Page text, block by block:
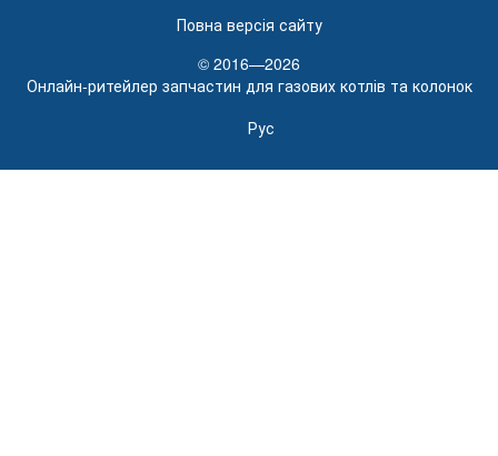
Повна версія сайту
© 2016—2026
Онлайн-ритейлер запчастин для газових котлів та колонок
Рус